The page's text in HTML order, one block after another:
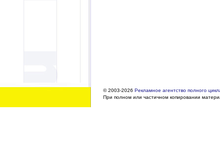
© 2003-2026 Рекламное агентство полного
При полном или частичном копировании